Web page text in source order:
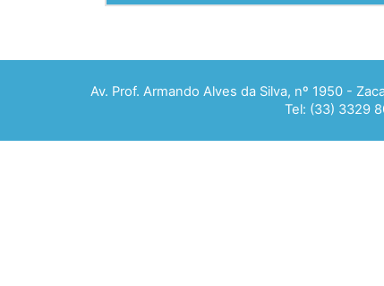
Av. Prof. Armando Alves da Silva, nº 1950 -
Tel: (33) 3329